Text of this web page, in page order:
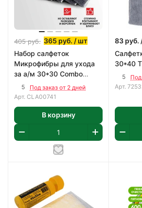
405руб. 365 руб. / шт
Набор салфеток
Микрофибры для ухода
за а/м 30*30 Combo
Clean
5
Под заказ от 2 дней
Арт. CLA00741
В корзину
83 руб.
30*40
5
Под
Арт.